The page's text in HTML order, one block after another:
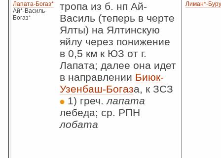
Лапата-Богаз*
Ай*-Василь-
Богаз*
тропа из б. нп Ай-
Василь (теперь в черте
Ялты) на Ялтинскую
яйлу через понижение
в 0,5 км к ЮЗ от г.
Лапата; далее она идет
в направлении Биюк-
Узенбаш-Богаза, к ЗСЗ
1) греч.лапата
лебеда; ср. РПН
лобата
Лиман*-